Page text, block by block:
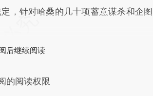
，针对哈桑的几十项蓄意谋杀和企图
后继续阅读
的阅读权限